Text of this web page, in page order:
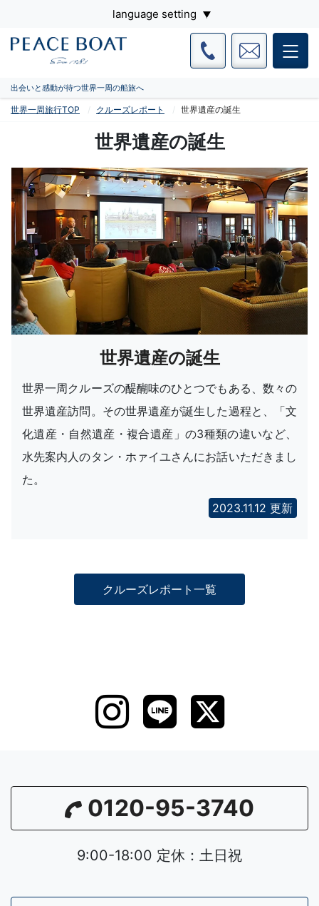
language setting
出会いと感動が待つ世界一周の船旅へ
世界一周旅行TOP クルーズレポート 世界遺産の誕生
世界遺産の誕生
世界遺産の誕生
世界一周クルーズの醍醐味のひとつでもある、数々の
世界遺産訪問。その世界遺産が誕生した過程と、「文
化遺産・自然遺産・複合遺産」の3種類の違いなど、
水先案内人のタン・ホァイユさんにお話いただきまし
た。
2023.11.12 更新
クルーズレポート一覧
0120-95-3740
9:00-18:00 定休：土日祝